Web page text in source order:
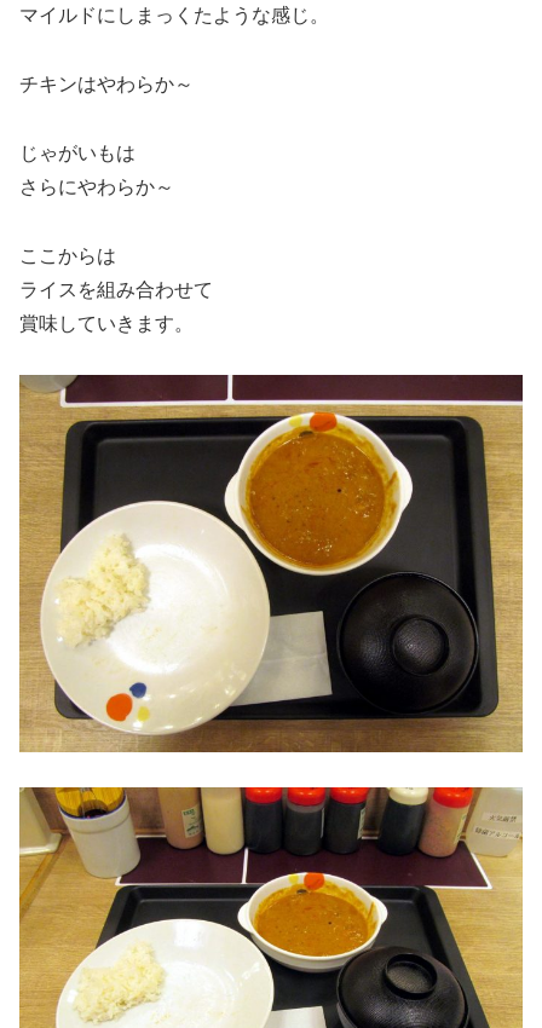
マイルドにしまっくたような感じ。
チキンはやわらか～
じゃがいもは
さらにやわらか～
ここからは
ライスを組み合わせて
賞味していきます。